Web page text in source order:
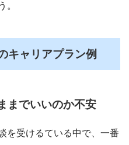
。
キャリアプラン例
までいいのか不安
を受けるている中で、一番